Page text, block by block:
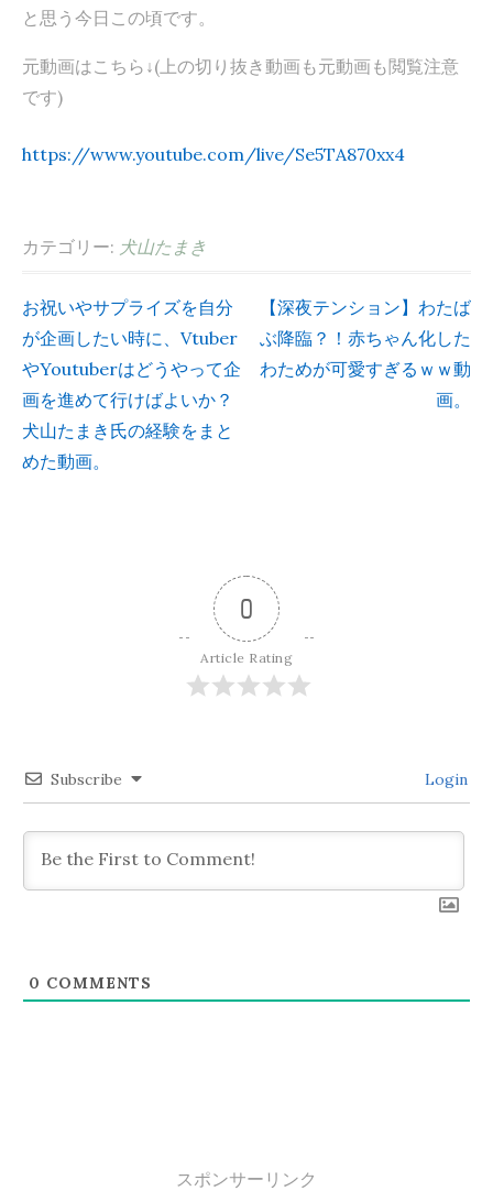
と思う今日この頃です。
元動画はこちら↓(上の切り抜き動画も元動画も閲覧注意
です)
https://www.youtube.com/live/Se5TA870xx4
カテゴリー: 犬山たまき
投
稿
ナ
ン
お祝いやサプライズを自分
が企画したい時に、Vtuber
やYoutuberはどうやって企
画を進めて行けばよいか？
犬山たまき氏の経験をまと
めた動画。
【深夜テンション】わたば
ぶ降臨？！赤ちゃん化した
わためが可愛すぎるｗｗ動
画。
0
Article Rating
Subscribe Login
0 COMMENTS
スポンサーリンク